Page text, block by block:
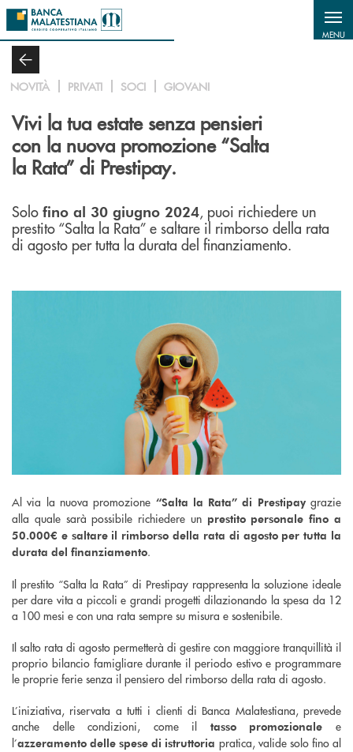
Salta al contenuto principale
MENU
NOVITÀ PRIVATI SOCI GIOVANI
Vivi la tua estate senza pensieri
con la nuova promozione “Salta
la Rata” di Prestipay.
Solo fino al 30 giugno 2024, puoi richiedere un
prestito “Salta la Rata” e saltare il rimborso della rata
di agosto per tutta la durata del finanziamento.
Al via la nuova promozione “Salta la Rata” di Prestipaygrazie
alla quale sarà possibile richiedere un prestito personale fino a
50.000€ e saltare il rimborso della rata di agosto per tutta la
durata del finanziamento.
Il prestito “Salta la Rata” di Prestipay rappresenta la soluzione ideale
per dare vita a piccoli e grandi progetti dilazionando la spesa da 12
a 100 mesi e con una rata sempre su misura e sostenibile.
Il salto rata di agosto permetterà di gestire con maggiore tranquillità il
proprio bilancio famigliare durante il periodo estivo e programmare
le proprie ferie senza il pensiero del rimborso della rata di agosto.
L’iniziativa, riservata a tutti i clienti di Banca Malatestiana, prevede
anche delle condizioni, come il tasso promozionale e
l’azzeramento delle spese di istruttoria pratica, valide solo fino al